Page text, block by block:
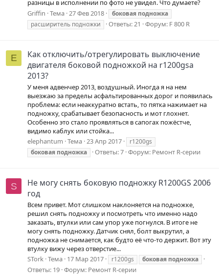
разницы в исполнении по фото не увидел. Что думаете?
Griffin Тема 27 Фев 2018 боковая подножка
расширитель подножки
Ответы: 21 Форум: F 800 R
E
Как отключить/отрегулировать выключение
двигателя боковой подножкой на r1200gsa
2013?
У меня адвенчер 2013, воздушный. Иногда я на нем
выезжаю за пределы асфальтированных дорог и появилась
проблема: если неаккуратно встать, то пятка нажимает на
подножку, срабатывает безопасность и мот глохнет.
Особенно это стало проявляться в сапогах пожёстче,
видимо каблук или стойка...
elephantum Тема 23 Апр 2017
r1200gs
боковая подножка Ответы: 7 Форум: Ремонт R-серии
S
Не могу снять боковую подножку R1200GS 2006
год
Всем привет. Мот слишком наклоняется на подножке,
решил снять подножку и посмотреть что именно надо
заказать, втулки или сам упор уже погнулся. В итоге не
могу снять подножку. Датчик снял, болт выкрутил, а
подножка не снимается, как будто её что-то держит. Вот эту
втулку вижу через отверстие...
STork Тема 17 Мар 2017 r1200gs боковая подножка
Ответы: 19 Форум: Ремонт R-серии